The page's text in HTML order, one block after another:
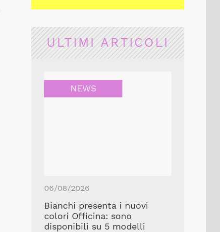
ULTIMI ARTICOLI
NEWS
06/08/2026
Bianchi presenta i nuovi
colori Officina: sono
disponibili su 5 modelli